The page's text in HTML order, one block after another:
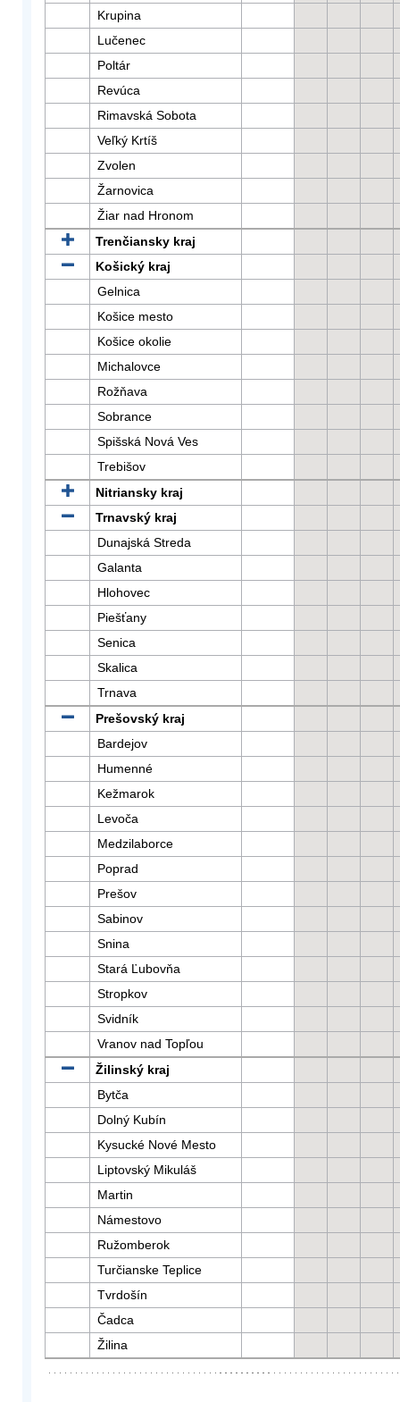
Krupina
Lučenec
Poltár
Revúca
Rimavská Sobota
Veľký Krtíš
Zvolen
Žarnovica
Žiar nad Hronom
Trenčiansky kraj
Košický kraj
Gelnica
Košice mesto
Košice okolie
Michalovce
Rožňava
Sobrance
Spišská Nová Ves
Trebišov
Nitriansky kraj
Trnavský kraj
Dunajská Streda
Galanta
Hlohovec
Piešťany
Senica
Skalica
Trnava
Prešovský kraj
Bardejov
Humenné
Kežmarok
Levoča
Medzilaborce
Poprad
Prešov
Sabinov
Snina
Stará Ľubovňa
Stropkov
Svidník
Vranov nad Topľou
Žilinský kraj
Bytča
Dolný Kubín
Kysucké Nové Mesto
Liptovský Mikuláš
Martin
Námestovo
Ružomberok
Turčianske Teplice
Tvrdošín
Čadca
Žilina